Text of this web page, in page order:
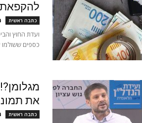
להקפאת
כתבה ראשית
ועדת החוץ
כספים ששולמו
את
כתבה ראשית